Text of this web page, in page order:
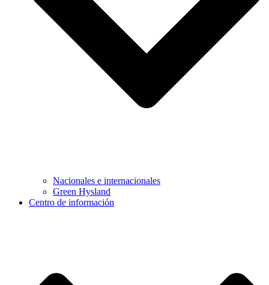
Nacionales e internacionales
Green Hysland
Centro de información